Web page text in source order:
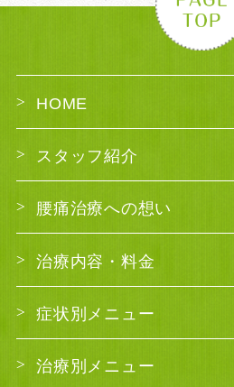
HOME
スタッフ紹介
腰痛治療への想い
治療内容・料金
症状別メニュー
治療別メニュー